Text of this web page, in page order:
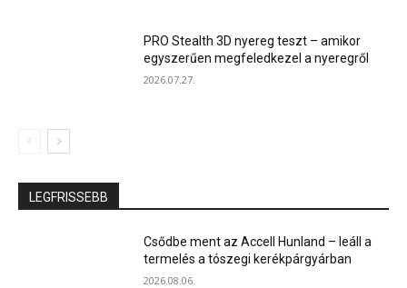
PRO Stealth 3D nyereg teszt – amikor
egyszerűen megfeledkezel a nyeregről
2026.07.27.
LEGFRISSEBB
Csődbe ment az Accell Hunland – leáll a
termelés a tószegi kerékpárgyárban
2026.08.06.